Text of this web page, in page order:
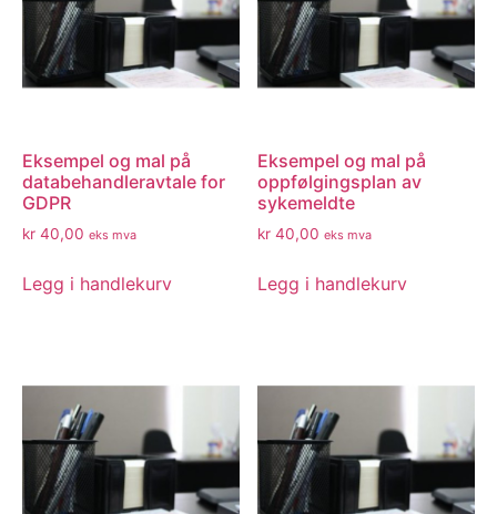
Eksempel og mal på
databehandleravtale for
GDPR
kr 40,00 eks mva
Legg i handlekurv
Eksempel og mal på
oppfølgingsplan av
sykemeldte
kr 40,00 eks mva
Legg i handlekurv